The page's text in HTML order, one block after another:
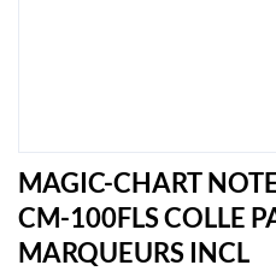
MAGIC-CHART
CM-100FLS COLLE
MARQUEURS INCL